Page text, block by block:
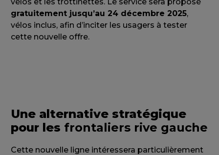
gratuitement jusqu’au 24 décembre 2025,
vélos inclus, afin d’inciter les usagers à tester
cette nouvelle offre.
Une alternative stratégique
pour les frontaliers rive gauche
Cette nouvelle ligne intéressera particulièrement